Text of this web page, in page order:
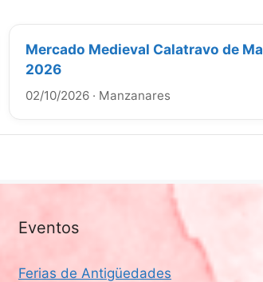
Mercado Medieval Calatravo de
2026
02/10/2026 · Manzanares
Eventos
Ferias de Antigüedades